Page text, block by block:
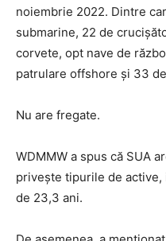
noiembrie 2022. Dintre
submarine, 22 de
corvete, opt nave de
patrulare offshore și 33
Nu are fregate.
WDMMW a spus că SUA
privește tipurile de
de 23,3 ani.